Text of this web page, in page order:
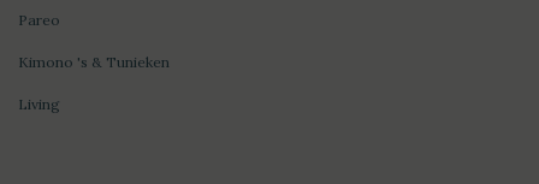
Pareo
Kimono 's & Tunieken
Living